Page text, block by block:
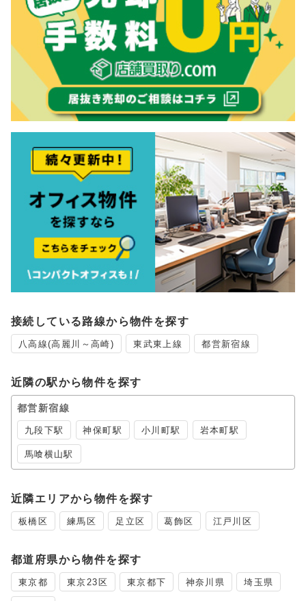
接続している路線から物件を探す
八高線(高麗川～高崎) 東武東上線 都営新宿線
近隣の駅から物件を探す
都営新宿線
九段下駅 神保町駅 小川町駅 岩本町駅
馬喰横山駅
近隣エリアから物件を探す
板橋区 練馬区 足立区 葛飾区 江戸川区
都道府県から物件を探す
東京都 東京23区 東京都下 神奈川県 埼玉県